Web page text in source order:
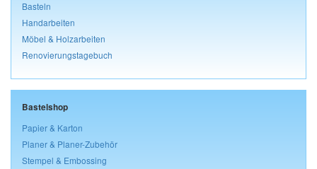
Basteln
Handarbeiten
Möbel & Holzarbeiten
Renovierungstagebuch
Bastelshop
Papier & Karton
Planer & Planer-Zubehör
Stempel & Embossing